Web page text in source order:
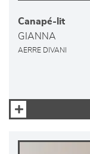
Canapé-lit
GIANNA
AERRE DIVANI